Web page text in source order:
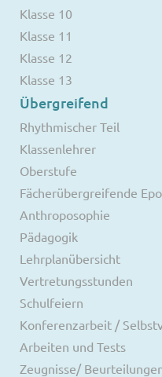
Klasse 10
Klasse 11
Klasse 12
Klasse 13
Übergreifend
Rhythmischer Teil
Klassenlehrer
Oberstufe
Fächerübergreifende
Anthroposophie
Pädagogik
Lehrplanübersicht
Vertretungsstunden
Schulfeiern
Konferenzarbeit /
Arbeiten und Tests
Zeugnisse/